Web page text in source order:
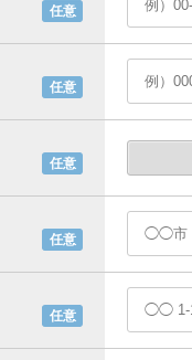
任意
任意
任意
任意
任意